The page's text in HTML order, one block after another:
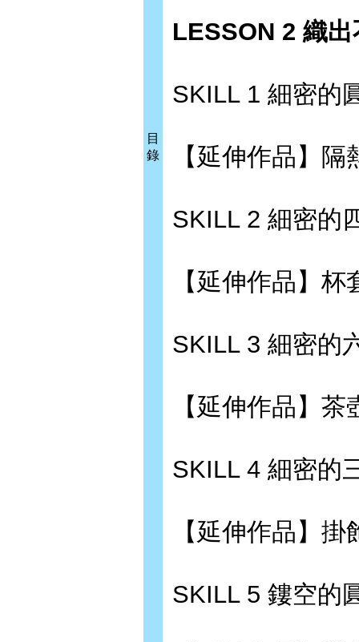
目
錄
LESSON 2 織
SKILL 1 細密的
【延伸作品】隔
SKILL 2 細密的
【延伸作品】杯
SKILL 3 細密的
【延伸作品】茶
SKILL 4 細密的
【延伸作品】掛
SKILL 5 鏤空的